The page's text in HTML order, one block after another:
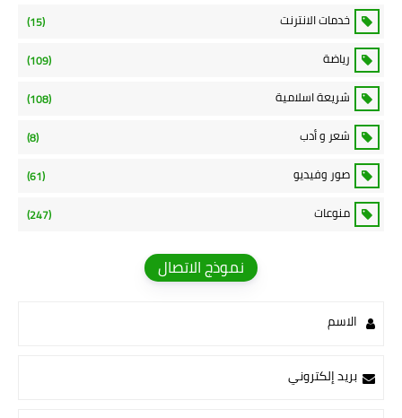
خدمات الانترنت (15)
رياضة (109)
شريعة اسلامية (108)
شعر و أدب (8)
صور وفيديو (61)
منوعات (247)
نموذج الاتصال
الاسم
بريد إلكتروني